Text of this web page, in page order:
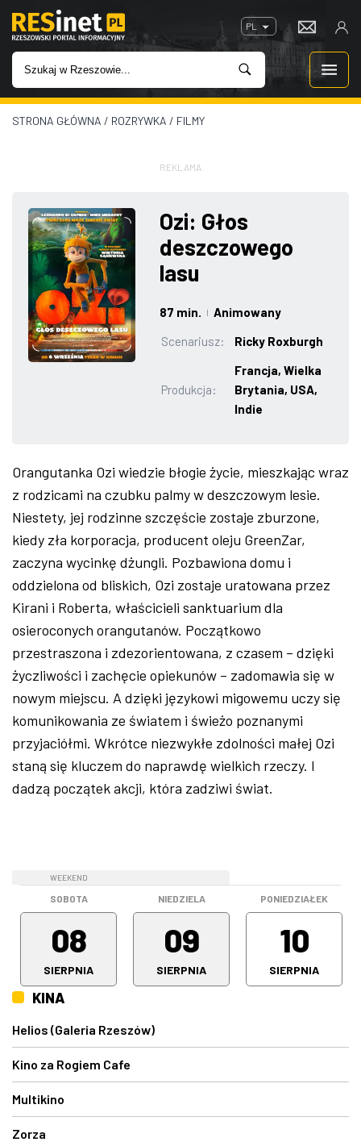
PL
WIADOMOŚCI
IMPREZY
ROZRYWKA
W KINACH
GASTRONOMIA
STRONA GŁÓWNA / ROZRYWKA / FILMY
REKLAMA
Ozi: Głos
deszczowego
lasu
87 min. | Animowany
Scenariusz:
Ricky Roxburgh
Produkcja:
Francja, Wielka
Brytania, USA,
Indie
Orangutanka Ozi wiedzie błogie życie, mieszkając wraz
z rodzicami na czubku palmy w deszczowym lesie.
Niestety, jej rodzinne szczęście zostaje zburzone,
kiedy zła korporacja, producent oleju GreenZar,
zaczyna wycinkę dżungli. Pozbawiona domu i
oddzielona od bliskich, Ozi zostaje uratowana przez
Kirani i Roberta, właścicieli sanktuarium dla
osieroconych orangutanów. Początkowo
przestraszona i zdezorientowana, z czasem – dzięki
życzliwości i zachęcie opiekunów – zadomawia się w
nowym miejscu. A dzięki językowi migowemu uczy się
komunikowania ze światem i świeżo poznanymi
przyjaciółmi. Wkrótce niezwykłe zdolności małej Ozi
staną się kluczem do naprawdę wielkich rzeczy. I
dadzą początek akcji, która zadziwi świat.
WEEKEND
SOBOTA
08
SIERPNIA
NIEDZIELA
09
SIERPNIA
PONIEDZIAŁEK
10
SIERPNIA
KINA
Helios (Galeria Rzeszów)
Kino za Rogiem Cafe
Multikino
Zorza